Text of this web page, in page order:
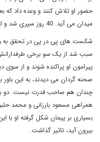
حضور او تلاش کنند و وعده داد که
میدان می آید. 40 روز سپری شد و او هیچ کاری نکرد. دولتی هم تشکیل نشد.
شکست های پی در پی در تحقق به
سبب شد از یک سو برخی طرفدارانش
پیرامون او پراکنده شوند و از
صحنه گردان می دیدند، به این
چندان هم صاحب قدرت نیست. دو
همراهی مسعود بارزانی و محمد
بسیاری بر پیمان شکل گرفته او با
بیرون آید، تاثیر گذاشت.